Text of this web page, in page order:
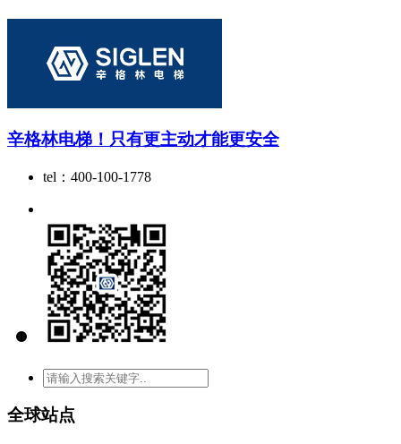
辛格林电梯！只有更主动才能更安全
tel：400-100-1778
全球站点